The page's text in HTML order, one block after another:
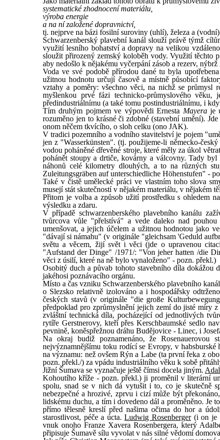
systematické zhodnocení materiálu,
výroba energie
a na ní založené dopravnictví,
tj. nejprve na bázi fosilní suroviny (uhlí), železa a
Schwarzenberský plavební kanál slouží právě týmž
využití lesního bohatství a dopravy na velikou
sloužit přirozený zemský koloběh vody. Využití těchto
aby nedošlo k nějakému vyčerpání zásob a rezerv,
Voda ve své podobě přírodou dané tu byla
užitnou hodnotu určují časově a místně působící
vztahy a poměry: všechno věci, na nichž se průmysl
myšlenkou prvé fázi technicko-průmyslového
předindustriálnímu (a také tomu postindustriálnímu, i
Tím druhým pojmem ve výpovědi Ernesta Mayeraje
rozuměno jen to krásné či zdobné (stavební umění).
onom něčem tkvícího, o sloh celku (ono JAK).
V tradici pozemního a vodního stavitelství je pojem
jen z "Wasserkünsten". (tj. použijeme-li německo-
vodou poháněné dřevěné stroje, které měly za úkol
pohánět stoupy a drtiče, kovárny a válcovny. Tady
náhonů celé kilometry dlouhých, a to na různých
Zuleitungsgräben auf unterschiedliche Höhenstufen" -
Také v čistě umělecké práci ve vlastním toho slova
musejí stát skutečností v nějakém materiálu, v nějakém
Přitom je volba a způsob užití prostředku s ohledem
výsledku a zdaru.
V případě schwarzenberského plavebního kanálu
tvůrcova vůle "přelstívá" a vede daleko nad
umenšovat, a jejich účelem a užitnou hodnotou jako
"dávají si námahu" (v originále "gleichsam 'Geduld
světu a věcem, žijí svět i věci (jde o upravenou
"Aufstand der Dinge" /1971/: "Von jeher hatten /die
věci z úsilí, které na ně bylo vynaloženo" - pozn. překl.)
Osobitý duch a půvab tohoto stavebního díla dokážou
jakéhosi poznávacího orgánu.
Místo a čas vzniku Schwarzenberského plavebního
o Slezsko relativně izolováno a i hospodářsky
českých stavů (v originále "die große
předpoklad pro zprůmyslnění jejich zemí do jisté míry
zvláštní technická díla, pocházející od jednotlivých
rytíře Gerstnerovy, kteří přes Kerschbaumské sedlo
pevnině, koněspřežnou dráhu Budějovice - Linec, i
Na okraj budiž poznamenáno, že Rosenauerovou
nejvýznamnějšímu toku rodící se Evropy, v
na významu: než ovšem Rýn a Labe (ta první řeka z
pozn. překl./) za vpádu industriálního věku k sobě
Jižní Šumava se vyznačuje ještě čímsi docela jiným.
Kohoutího kříže - pozn. překl.) ji proměnil v literární
spolu, snad se v nich dá vytušit i to, co je skutečně
nebezpečné a hrozivé, zprvu i cizí může být
lidskému duchu, a tím i dovedeno dál a proměněno. Je
přímo tělesně kreslí před našima očima do hor a
starostlivost, péče a úcta.Ludwig Rosenberger(i on je
vnuk onoho Franze Xavera Rosenbergera, který
připisuje Šumavě sílu vyvolat v nás silné vědomí